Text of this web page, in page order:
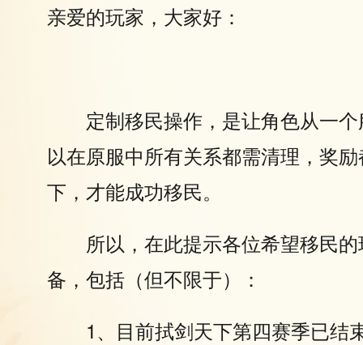
亲爱的玩家，大家好：
定制移民操作，是让角色从一
以在原服中所有关系都需清理，奖
下，才能成功移民。
所以，在此提示各位希望移民
备，包括（但不限于）：
1、目前拭剑天下第四赛季已结